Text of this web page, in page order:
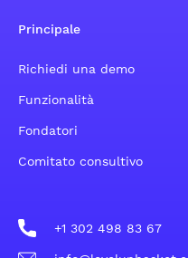
Principale
Richiedi una demo
Funzionalità
Fondatori
Comitato consultivo
+1 302 498 83 67